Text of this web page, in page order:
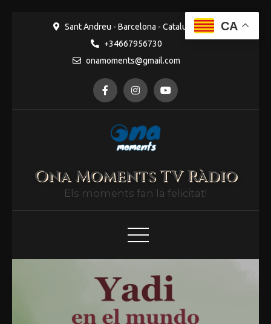
Sant Andreu - Barcelona - Catalunya
+34667956730
onamoments@gmail.com
Ona Moments TV Ràdio
Els moments fan la felicitat!
CA